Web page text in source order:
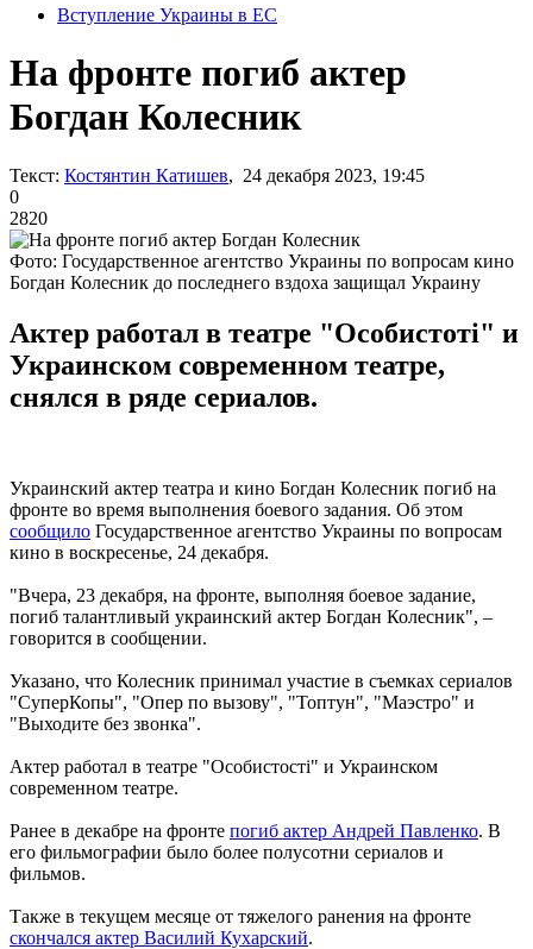
Вступление Украины в ЕС
На фронте погиб актер
Богдан Колесник
Текст: Костянтин Катишев, 24 декабря 2023, 19:45
0
2820
Фото: Государственное агентство Украины по вопросам кино
Богдан Колесник до последнего вздоха защищал Украину
Актер работал в театре "Особистоті" и
Украинском современном театре,
снялся в ряде сериалов.
Украинский актер театра и кино Богдан Колесник погиб на
фронте во время выполнения боевого задания. Об этом
сообщило Государственное агентство Украины по вопросам
кино в воскресенье, 24 декабря.
"Вчера, 23 декабря, на фронте, выполняя боевое задание,
погиб талантливый украинский актер Богдан Колесник", –
говорится в сообщении.
Указано, что Колесник принимал участие в съемках сериалов
"СуперКопы", "Опер по вызову", "Топтун", "Маэстро" и
"Выходите без звонка".
Актер работал в театре "Особистості" и Украинском
современном театре.
Ранее в декабре на фронте погиб актер Андрей Павленко. В
его фильмографии было более полусотни сериалов и
фильмов.
Также в текущем месяце от тяжелого ранения на фронте
скончался актер Василий Кухарский.